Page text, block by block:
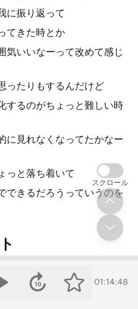
に振り返って
てきた時とか
気いいなーって改めて感じ
ったりもするんだけど
するのがちょっと難しい時
に見れなくなってたかなー
っと落ち着いて
できるだろうっていうのを
リーワーに近いじゃない
01:14:48
スクロール